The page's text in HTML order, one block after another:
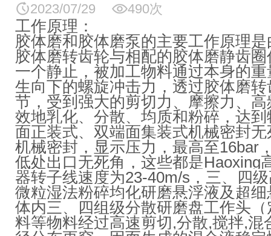
2023/07/29 490次
工作原理：
胶体磨和胶体磨泵的主要工作原理
胶体磨转齿轮与相配的胶体磨静齿
一个静止，被加工物料通过本身的
生向下的螺旋冲击力，透过胶体磨
节 ， 受到强大的剪切力、摩擦力、
效地乳化、分散、均质和粉碎，达
面正装式、双端面集装式机械密封
机械密封，显示压力，最高至16bar
低处出口无死角，这些都是Haoxing
器转子线速度为23-40m/s，三、四
微粒湿法粉碎均化研磨悬浮液及超
体内三、四组级分散研磨盘工作头
料等物料经过高速剪切,分散,搅拌,